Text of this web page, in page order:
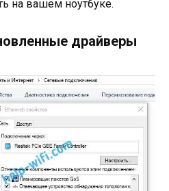
на вашем ноутбуке.
драйверы